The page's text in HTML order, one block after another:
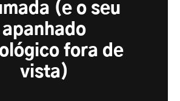
(e o seu
apanhado
fora de
vista)